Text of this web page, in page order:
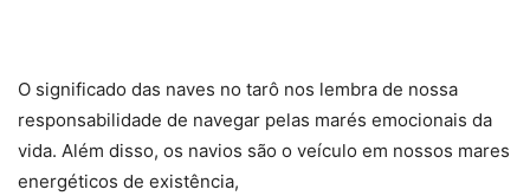
O significado das naves no tarô nos lembra de nossa
responsabilidade de navegar pelas marés emocionais da
vida. Além disso, os navios são o veículo em nossos mares
energéticos de existência,